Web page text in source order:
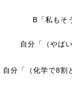
B「私もそ
自分「（やば
自分「（化学で8割